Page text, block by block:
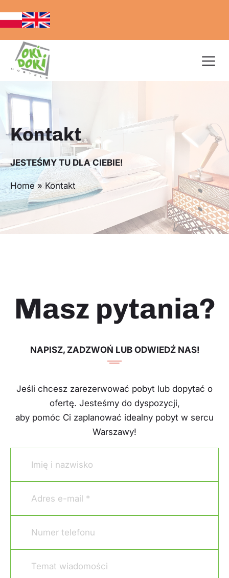
Kontakt
JESTEŚMY TU DLA CIEBIE!
Home»Kontakt
Masz pytania?
NAPISZ, ZADZWOŃ LUB ODWIEDŹ NAS!
Jeśli chcesz zarezerwować pobyt lub dopytać o
ofertę. Jesteśmy do dyspozycji,
aby pomóc Ci zaplanować idealny pobyt w sercu
Warszawy!